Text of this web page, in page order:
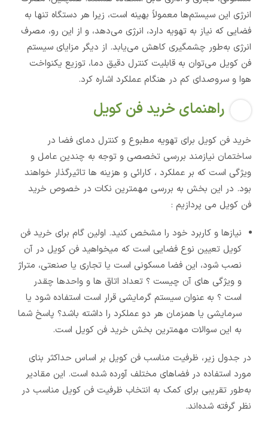
انرژی این سیستم‌ها معمولاً بهینه است، زیرا هر دستگاه تنها به
فضایی که نیاز به تهویه دارد، انرژی می‌دهد، و از این رو، مصرف
انرژی به‌طور چشمگیری کاهش می‌یابد. از دیگر مزایای سیستم
فن کویل می‌توان به قابلیت کنترل دقیق دما، توزیع یکنواخت
هوا و سروصدای کم در هنگام عملکرد اشاره کرد.
راهنمای خرید فن کویل
خرید فن کویل برای تهویه مطبوع و کنترل دمای فضا در
ساختمان نیازمند بررسی تخصصی و توجه به چندین عامل و
ویژگی است که بر عملکرد ، کارائی و هزینه ها تاثیرگذار خواهند
بود. در این بخش به بررسی مهمترین نکات در خصوص خرید
فن کویل می پردازیم :
نیازها و کاربرد خود را مشخص کنید. اولین گام برای خرید فن
کویل تعیین نوع فضایی است که میخواهید فن کویل در آن
نصب شود، این فضا مسکونی است یا تجاری یا صنعتی، متراژ
و ویژگی های آن چیست ؟ تعداد اتاق ها و واحدها چقدر
است ؟ به عنوان سیستم گرمایشی قرار است استفاده شود یا
سرمایشی یا همزمان هر دو عملکرد را داشته باشد؟ پاسخ شما
به این سوالات مهمترین بخش خرید فن کویل است.
در جدول زیر، ظرفیت مناسب فن کویل بر اساس حداکثر بنای
مورد استفاده در فضاهای مختلف آورده شده است. این مقادیر
به‌طور تقریبی برای کمک به انتخاب ظرفیت فن کویل مناسب در
نظر گرفته شده‌اند.